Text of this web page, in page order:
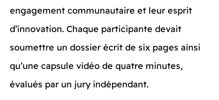
engagement communautaire et leur esprit
d’innovation. Chaque participante devait
soumettre un dossier écrit de six pages ainsi
qu’une capsule vidéo de quatre minutes,
évalués par un jury indépendant.